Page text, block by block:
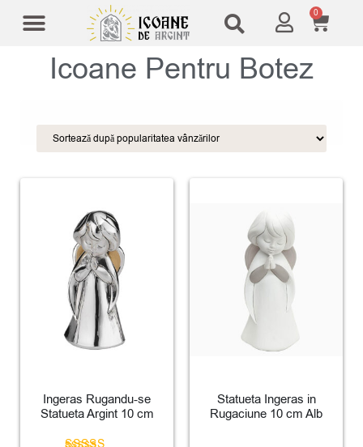
0
Icoane Pentru Botez
Ingeras Rugandu-se
Statueta Argint 10 cm
Statueta Ingeras in
Rugaciune 10 cm Alb